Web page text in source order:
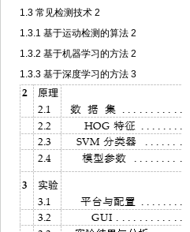
1.3 常见检测技术 2
1.3.1 基于运动检测的算法 2
1.3.2 基于机器学习的方法 2
1.3.3 基于深度学习的方法 3